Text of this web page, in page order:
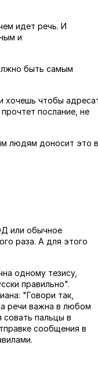
идет речь. И
и
быть самым
хочешь чтобы
послание, не
людям доносит это в
или обычное
раза. А для этого
одному тезису,
правильно".
"Говори так,
речи важна в любом
совать пальцы в
сообщения в